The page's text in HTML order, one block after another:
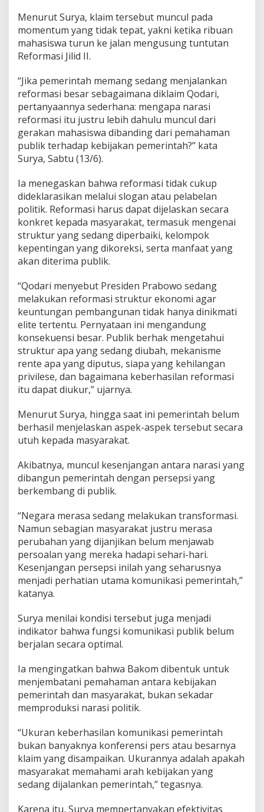
r
m
n
n
K
g
a
g
a
l
a
K
o
m
u
n
i
k
a
i
P
e
m
e
r
n
t
a
h
Menurut Surya, klaim tersebut muncul pada
momentum yang tidak tepat, yakni ketika ribuan
mahasiswa turun ke jalan mengusung tuntutan
Reformasi Jilid II.
“Jika pemerintah memang sedang menjalankan
reformasi besar sebagaimana diklaim Qodari,
pertanyaannya sederhana: mengapa narasi
reformasi itu justru lebih dahulu muncul dari
gerakan mahasiswa dibanding dari pemahaman
publik terhadap kebijakan pemerintah?” kata
Surya, Sabtu (13/6).
Ia menegaskan bahwa reformasi tidak cukup
dideklarasikan melalui slogan atau pelabelan
politik. Reformasi harus dapat dijelaskan secara
konkret kepada masyarakat, termasuk mengenai
struktur yang sedang diperbaiki, kelompok
kepentingan yang dikoreksi, serta manfaat yang
akan diterima publik.
“Qodari menyebut Presiden Prabowo sedang
melakukan reformasi struktur ekonomi agar
keuntungan pembangunan tidak hanya dinikmati
elite tertentu. Pernyataan ini mengandung
konsekuensi besar. Publik berhak mengetahui
struktur apa yang sedang diubah, mekanisme
rente apa yang diputus, siapa yang kehilangan
privilese, dan bagaimana keberhasilan reformasi
itu dapat diukur,” ujarnya.
Menurut Surya, hingga saat ini pemerintah belum
berhasil menjelaskan aspek-aspek tersebut secara
utuh kepada masyarakat.
Akibatnya, muncul kesenjangan antara narasi yang
dibangun pemerintah dengan persepsi yang
berkembang di publik.
“Negara merasa sedang melakukan transformasi.
Namun sebagian masyarakat justru merasa
perubahan yang dijanjikan belum menjawab
persoalan yang mereka hadapi sehari-hari.
Kesenjangan persepsi inilah yang seharusnya
menjadi perhatian utama komunikasi pemerintah,”
katanya.
Surya menilai kondisi tersebut juga menjadi
indikator bahwa fungsi komunikasi publik belum
berjalan secara optimal.
Ia mengingatkan bahwa Bakom dibentuk untuk
menjembatani pemahaman antara kebijakan
pemerintah dan masyarakat, bukan sekadar
memproduksi narasi politik.
“Ukuran keberhasilan komunikasi pemerintah
bukan banyaknya konferensi pers atau besarnya
klaim yang disampaikan. Ukurannya adalah apakah
masyarakat memahami arah kebijakan yang
sedang dijalankan pemerintah,” tegasnya.
Karena itu, Surya mempertanyakan efektivitas